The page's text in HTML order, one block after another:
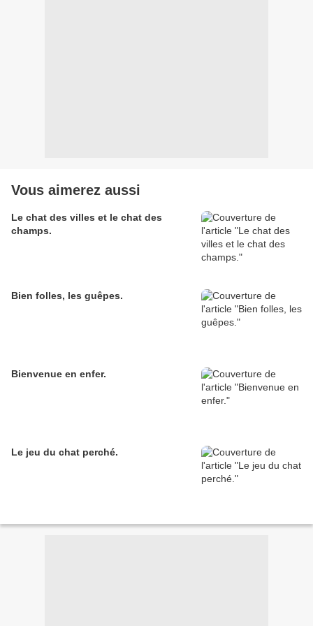
Vous aimerez aussi
Le chat des villes et le chat des
champs.
Bien folles, les guêpes.
Bienvenue en enfer.
Le jeu du chat perché.